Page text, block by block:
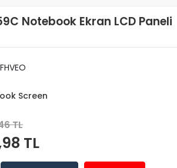
Notebook Ekran LCD Paneli
Screen
TL
TL